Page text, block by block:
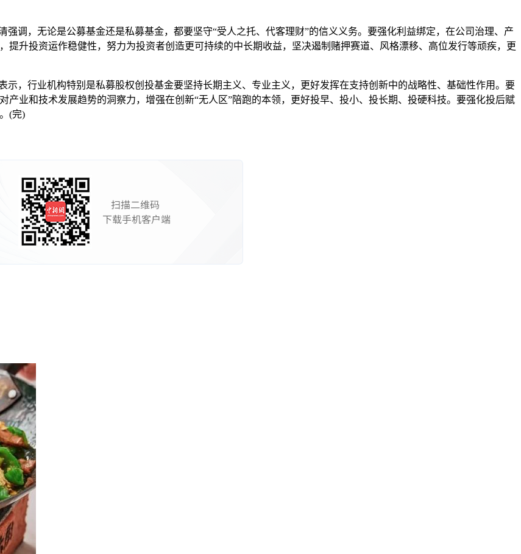
调，无论是公募基金还是私募基金，都要坚守“受人之托、代客理财”的信义义务。要强化利益绑定，在公司治理、产
提升投资运作稳健性，努力为投资者创造更可持续的中长期收益，坚决遏制赌押赛道、风格漂移、高位发行等顽疾，更
，行业机构特别是私募股权创投基金要坚持长期主义、专业主义，更好发挥在支持创新中的战略性、基础性作用。要
业和技术发展趋势的洞察力，增强在创新“无人区”陪跑的本领，更好投早、投小、投长期、投硬科技。要强化投后赋
(完)